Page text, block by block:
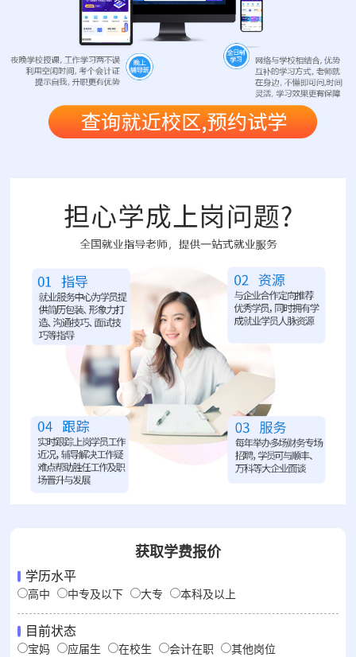
获取学费报价
学历水平
高中 中专及以下 大专 本科及以上
目前状态
宝妈 应届生 在校生 会计在职 其他岗位